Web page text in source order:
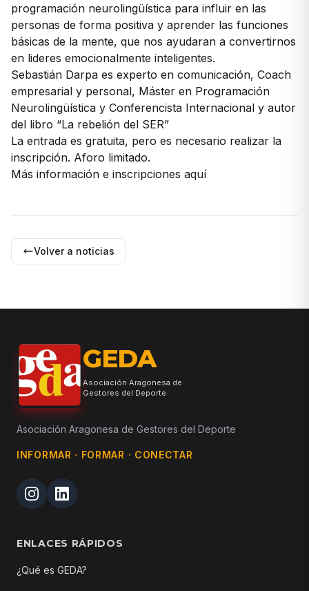
programación neurolingüística para influir en las
personas de forma positiva y aprender las funciones
básicas de la mente, que nos ayudaran a convertirnos
en lideres emocionalmente inteligentes.
Sebastián Darpa es experto en comunicación, Coach
empresarial y personal, Máster en Programación
Neurolingüística y Conferencista Internacional y autor
del libro “La rebelión del SER”
La entrada es gratuita, pero es necesario realizar la
inscripción. Aforo limitado.
Más información e inscripciones aquí
Volver a noticias
GEDA
Asociación Aragonesa de
Gestores del Deporte
Asociación Aragonesa de Gestores del Deporte
INFORMAR · FORMAR · CONECTAR
ENLACES RÁPIDOS
¿Qué es GEDA?